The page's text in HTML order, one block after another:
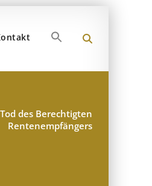
Search
for:
des Berechtigten
Rentenempfängers